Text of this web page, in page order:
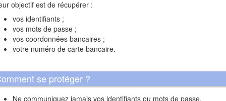
objectif est de récupérer :
vos identifiants ;
vos mots de passe ;
vos coordonnées bancaires ;
votre numéro de carte bancaire.
se protéger ?
Ne communiquez jamais vos identifiants ou mots de passe.